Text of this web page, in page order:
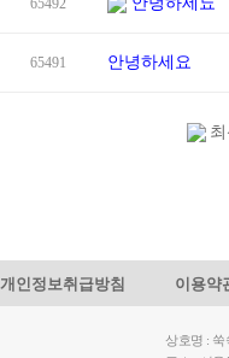
65492
65491 안녕하세요
최
개인정보취급방침 이용약
상호명 : 쑥